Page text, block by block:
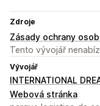
Zdroje
Zásady ochrany
Tento vývojář
Vývojář
INTERNATIONAL
Webová stránka